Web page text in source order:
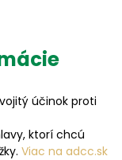
účinok proti
ktorí chcú
Viac na adcc.sk